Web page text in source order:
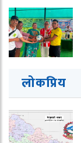
लोकप्रिय